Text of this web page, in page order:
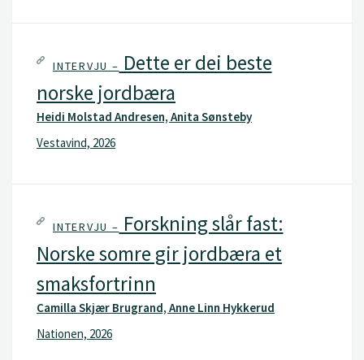
INTERVJU – Dette er dei beste
norske jordbæra
Heidi Molstad Andresen, Anita Sønsteby
Vestavind, 2026
INTERVJU – Forskning slår fast:
Norske somre gir jordbæra et
smaksfortrinn
Camilla Skjær Brugrand, Anne Linn Hykkerud
Nationen, 2026